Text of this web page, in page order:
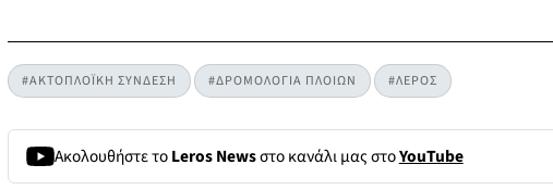
#ΑΚΤΟΠΛΟΪΚΗ ΣΥΝΔΕΣΗ #ΔΡΟΜΟΛΟΓΙΑ ΠΛΟΙΩΝ #ΛΕΡΟΣ
Ακολουθήστε τοLeros Newsστο κανάλι μας στοYouTube